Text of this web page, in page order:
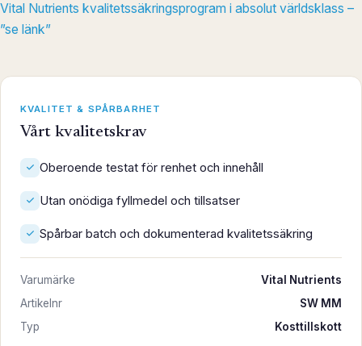
Vital Nutrients kvalitetssäkringsprogram i absolut världsklass –
”se länk”
KVALITET & SPÅRBARHET
Vårt kvalitetskrav
Oberoende testat för renhet och innehåll
Utan onödiga fyllmedel och tillsatser
Spårbar batch och dokumenterad kvalitetssäkring
Varumärke
Vital Nutrients
Artikelnr
SW MM
Typ
Kosttillskott